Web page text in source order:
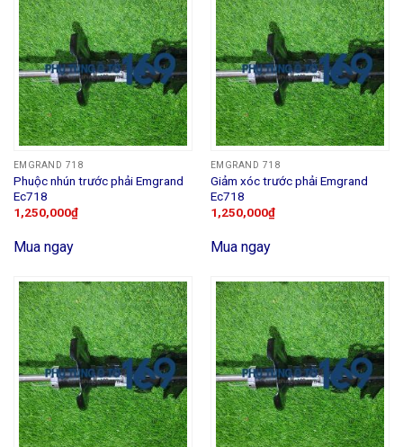
EMGRAND 718
Phuộc nhún trước phải Emgrand
Ec718
1,250,000₫
Mua ngay
EMGRAND 718
Giảm xóc trước phải Emgrand
Ec718
1,250,000₫
Mua ngay